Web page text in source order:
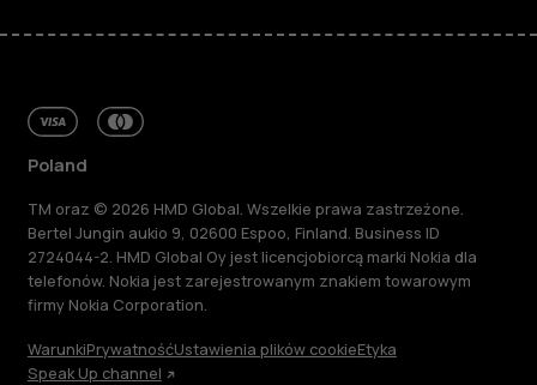
Poland
TM oraz © 2026 HMD Global. Wszelkie prawa zastrzeżone.
Bertel Jungin aukio 9, 02600 Espoo, Finland. Business ID
2724044-2. HMD Global Oy jest licencjobiorcą marki Nokia dla
telefonów. Nokia jest zarejestrowanym znakiem towarowym
firmy Nokia Corporation.
WarunkiPrywatnośćUstawienia plików cookieEtyka
Speak Up channel